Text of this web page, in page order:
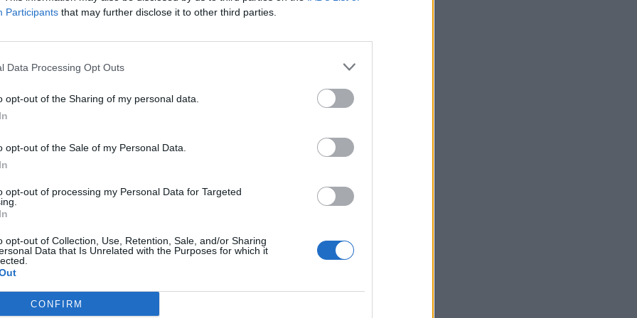
Participants that may further disclose it to other third parties.
Data Processing Opt Outs
opt-out of the Sharing of my personal data.
opt-out of the Sale of my Personal Data.
opt-out of processing my Personal Data for Targeted
opt-out of Collection, Use, Retention, Sale, and/or Sharing
Data that Is Unrelated with the Purposes for which it
CONFIRM
nyilatkozataihoz kapcsolódó eseményeken, a 10:45-ös fogadási
A csúcs fő témái között a NATO védelmi beruházásai...
portfolio.hu hírarchívumához tartozik, melynek olvasása előfizetéses
tartalmazza:
elmúlt 2 év napon belüli
Előfizetés
VAGY? BEJELENTKEZÉS